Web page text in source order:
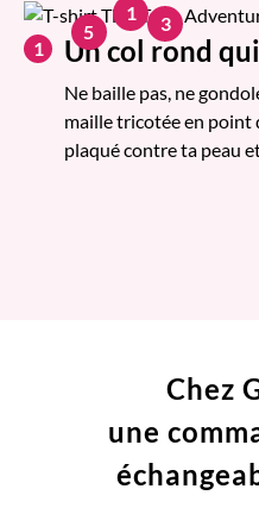
1 Un col rond
Ne baille pas, ne
maille tricotée en point
plaqué contre ta peau
1 3
5
Chez
une